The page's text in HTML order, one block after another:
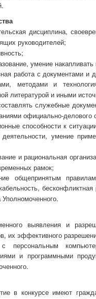
дисциплина,
руководителей;
умение
работа с документами и
методами и
литературой и иными
служебные
официально-делового
способности к
умение
и рациональная
рамок;
общепринятым
Уполномоченного.
выявления и
их эффективного
персональным
и программными
в конкурсе имеют